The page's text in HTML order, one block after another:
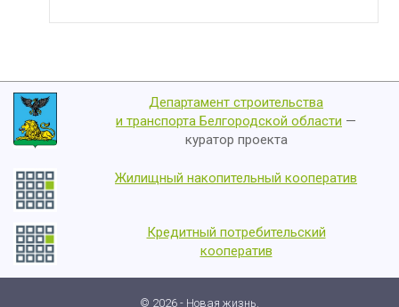
Департамент строительства
и транспорта Белгородской области —
куратор проекта
Жилищный накопительный кооператив
Кредитный потребительский
кооператив
© 2026 - Новая жизнь.